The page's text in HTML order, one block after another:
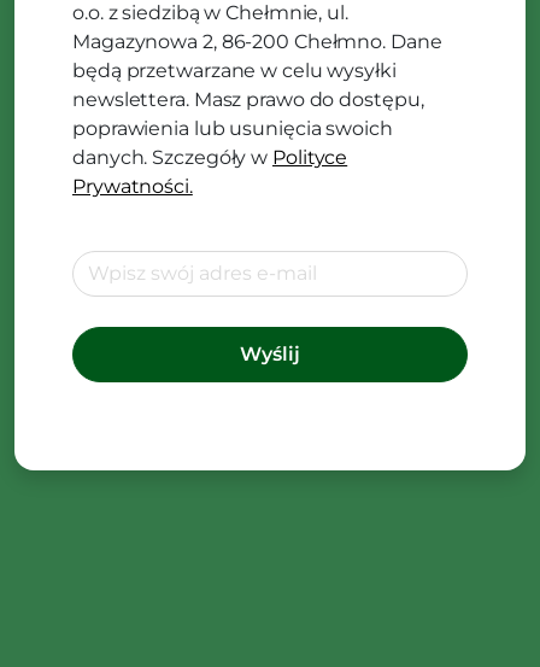
o.o. z siedzibą w Chełmnie, ul.
Magazynowa 2, 86-200 Chełmno. Dane
będą przetwarzane w celu wysyłki
newslettera. Masz prawo do dostępu,
poprawienia lub usunięcia swoich
danych. Szczegóły w Polityce
Prywatności.